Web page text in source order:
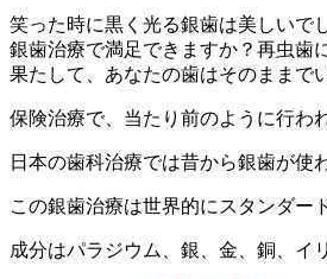
笑った時に黒く光る銀歯は美しいで
銀歯治療で満足できますか？再虫歯
果たして、あなたの歯はそのままで
保険治療で、当たり前のように行わ
日本の歯科治療では昔から銀歯が使
この銀歯治療は世界的にスタンダー
成分はパラジウム、銀、金、銅、イ